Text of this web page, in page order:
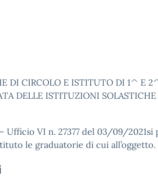
DI CIRCOLO E ISTITUTO DI 1^ E
DELLE ISTITUZIONI
Ufficio VI n. 27377 del 03/09/2021si
le graduatorie di cui all’oggetto.